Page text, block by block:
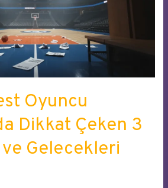
Oyuncu
Dikkat Çeken 3
Gelecekleri